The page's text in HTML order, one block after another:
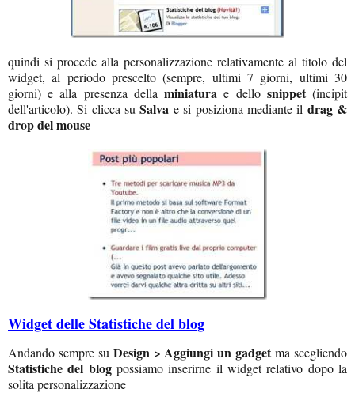
quindi si procede alla personalizzazione relativamente al titolo del
widget, al periodo prescelto (sempre, ultimi 7 giorni, ultimi 30
giorni) e alla presenza dellaminiatura e dello snippet(incipit
dell'articolo). Si clicca suSalva e si posiziona mediante il drag &
drop del mouse
Widget delle Statistiche del blog
Andando sempre suDesign > Aggiungi un gadgetma scegliendo
Statistiche del blogpossiamo inserirne il widget relativo dopo la
solita personalizzazione